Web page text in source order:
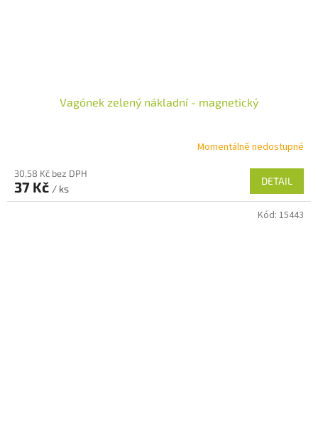
Vagónek zelený nákladní - magnetický
Momentálně nedostupné
30,58 Kč bez DPH
37 Kč / ks
DETAIL
Kód: 15443